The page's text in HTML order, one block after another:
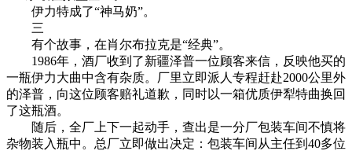
伊力特成了“神马奶”。
三
有个故事，在肖尔布拉克是“经典”。
1986年，酒厂收到了新疆泽普一位顾客来信，反映他买的
一瓶伊力大曲中含有杂质。厂里立即派人专程赶赴2000公里外
的泽普，向这位顾客赔礼道歉，同时以一箱优质伊犁特曲换回
了这瓶酒。
随后，全厂上下一起动手，查出是一分厂包装车间不慎将
杂物装入瓶中。总厂立即做出决定：包装车间从主任到40多位